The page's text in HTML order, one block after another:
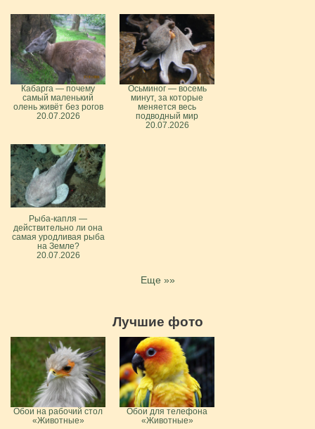
Кабарга — почему
самый маленький
олень живёт без рогов
20.07.2026
Осьминог — восемь
минут, за которые
меняется весь
подводный мир
20.07.2026
Рыба-капля —
действительно ли она
самая уродливая рыба
на Земле?
20.07.2026
Еще »»
Лучшие фото
Обои на рабочий стол
«Животные»
Обои для телефона
«Животные»